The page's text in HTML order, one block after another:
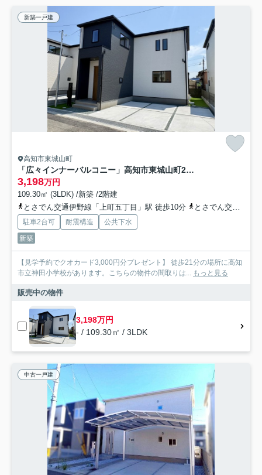
新築一戸建
高知市東城山町
「広々インナーバルコニー」高知市東城山町2号棟 新築一戸建て
3,198万円
109.30㎡ (3LDK) /新築 /2階建
とさでん交通伊野線「上町五丁目」駅 徒歩10分
とさでん交通「石立団地」バス停下車 徒歩3分
駐車2台可 耐震構造
公共下水
新築
【見学予約でクオカード3,000円分プレゼント】 徒歩21分の場所に高知
市立神田小学校があります。こちらの物件の間取りは... もっと見る
販売中の物件
3,198万円
- / 109.30㎡ / 3LDK
中古一戸建